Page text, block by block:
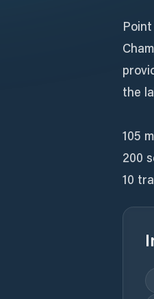
the
105
200
10